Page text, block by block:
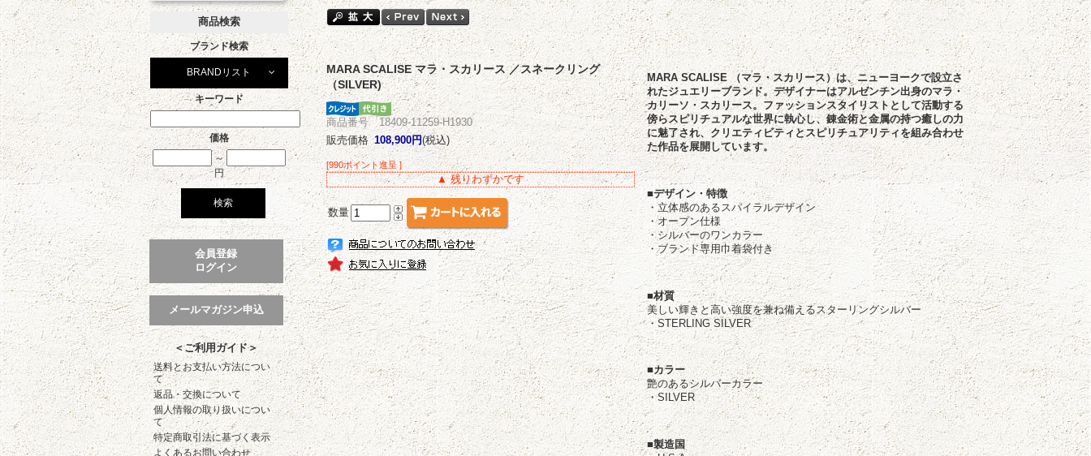
商品検索
ブランド検索
BRANDリスト
キーワード
価格
～
円
会員登録
ログイン
メールマガジン申込
＜ご利用ガイド＞
送料とお支払い方法につい
て
返品・交換について
個人情報の取り扱いについ
て
特定商取引法に基づく表示
よくあるお問い合わせ
MARA SCALISE （マラ・スカリース）は、ニューヨークで設立さ
れたジュエリーブランド。デザイナーはアルゼンチン出身のマラ・
カリーソ・スカリース。ファッションスタイリストとして活動する
傍らスピリチュアルな世界に執心し、錬金術と金属の持つ癒しの力
に魅了され、クリエティビティとスピリチュアリティを組み合わせ
た作品を展開しています。
■デザイン・特徴
・立体感のあるスパイラルデザイン
・オープン仕様
・シルバーのワンカラー
・ブランド専用巾着袋付き
■材質
美しい輝きと高い強度を兼ね備えるスターリングシルバー
・STERLING SILVER
■カラー
艶のあるシルバーカラー
・SILVER
■製造国
MARA SCALISE マラ・スカリース ／スネークリング
（SILVER)
商品番号 18409-11259-H1930
販売価格 108,900円(税込)
[990ポイント進呈 ]
▲ 残りわずかです
数量